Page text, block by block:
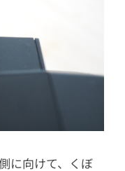
に向けて、くぼ